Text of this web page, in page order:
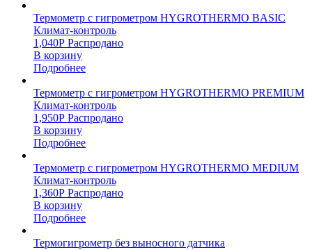
Термометр с гигрометром HYGROTHERMO BASIC
Климат-контроль
1,040Р Распродано
В корзину
Подробнее
Термометр с гигрометром HYGROTHERMO PREMIUM
Климат-контроль
1,950Р Распродано
В корзину
Подробнее
Термометр с гигрометром HYGROTHERMO MEDIUM
Климат-контроль
1,360Р Распродано
В корзину
Подробнее
Термогигрометр без выносного датчика